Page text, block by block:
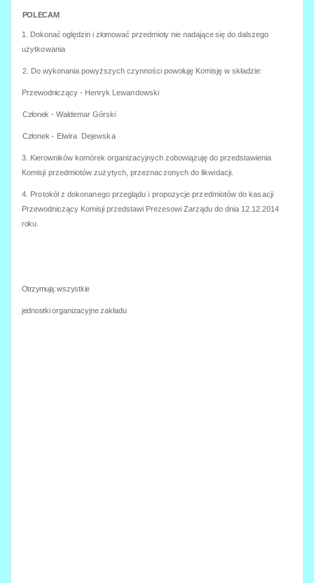
POLECAM
1. Dokonać oględzin i złomować przedmioty nie nadające się do dalszego
użytkowania
2. Do wykonania powyższych czynności powołuję Komisję w składzie:
Przewodniczący - Henryk Lewandowski
Członek - Waldemar Górski
Członek - Elwira Dejewska
3. Kierowników komórek organizacyjnych zobowiązuję do przedstawienia
Komisji przedmiotów zużytych, przeznaczonych do likwidacji.
4. Protokół z dokonanego przeglądu i propozycje przedmiotów do kasacji
Przewodniczący Komisji przedstawi Prezesowi Zarządu do dnia 12.12.2014
roku.
Otrzymują:wszystkie
jednostkiorganizacyjne zakładu